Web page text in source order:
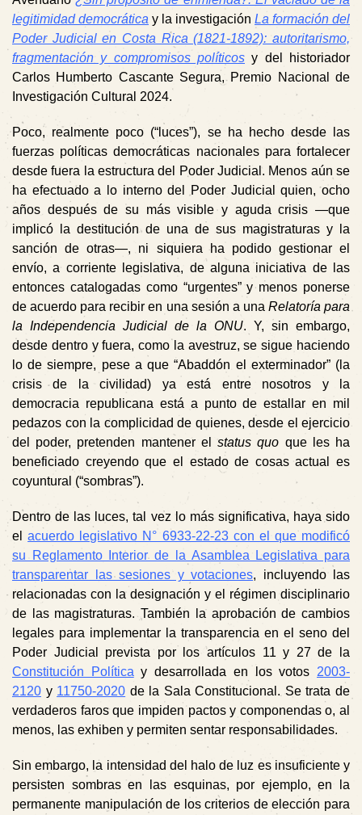
legitimidad democrática y la investigación La formación del
Poder Judicial en Costa Rica (1821-1892): autoritarismo,
fragmentación y compromisos políticos y del historiador
Carlos Humberto Cascante Segura, Premio Nacional de
Investigación Cultural 2024.
Poco, realmente poco (“luces”), se ha hecho desde las
fuerzas políticas democráticas nacionales para fortalecer
desde fuera la estructura del Poder Judicial. Menos aún se
ha efectuado a lo interno del Poder Judicial quien, ocho
años después de su más visible y aguda crisis —que
implicó la destitución de una de sus magistraturas y la
sanción de otras—, ni siquiera ha podido gestionar el
envío, a corriente legislativa, de alguna iniciativa de las
entonces catalogadas como “urgentes” y menos ponerse
de acuerdo para recibir en una sesión a una Relatoría para
la Independencia Judicial de la ONU. Y, sin embargo,
desde dentro y fuera, como la avestruz, se sigue haciendo
lo de siempre, pese a que “Abaddón el exterminador” (la
crisis de la civilidad) ya está entre nosotros y la
democracia republicana está a punto de estallar en mil
pedazos con la complicidad de quienes, desde el ejercicio
del poder, pretenden mantener elstatus quo que les ha
beneficiado creyendo que el estado de cosas actual es
coyuntural (“sombras”).
Dentro de las luces, tal vez lo más significativa, haya sido
elacuerdo legislativo N° 6933-22-23 con el que modificó
su Reglamento Interior de la Asamblea Legislativa para
transparentar las sesiones y votaciones, incluyendo las
relacionadas con la designación y el régimen disciplinario
de las magistraturas. También la aprobación de cambios
legales para implementar la transparencia en el seno del
Poder Judicial prevista por los artículos 11 y 27 de la
Constitución Política y desarrollada en los votos 2003-
2120 y 11750-2020 de la Sala Constitucional. Se trata de
verdaderos faros que impiden pactos y componendas o, al
menos, las exhiben y permiten sentar responsabilidades.
Sin embargo, la intensidad del halo de luz es insuficiente y
persisten sombrasen las esquinas, por ejemplo, en la
permanente manipulación de los criterios de elección para